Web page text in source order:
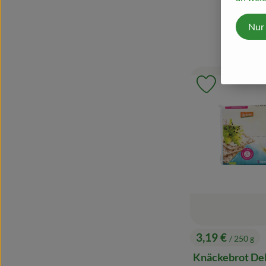
, Preis:
3,19 € / 250 g
Knäckebrot
Produkt
Nur